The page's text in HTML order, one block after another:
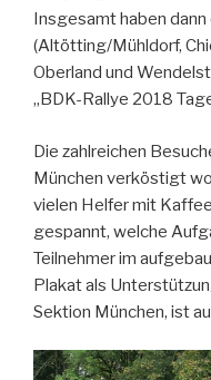
Insgesamt haben
(Altötting/Mühldorf,
Oberland und
„BDK-Rallye 2018
Die zahlreichen
München verköstigt
vielen Helfer mit
gespannt, welche
Teilnehmer im
Plakat als
Sektion München, ist